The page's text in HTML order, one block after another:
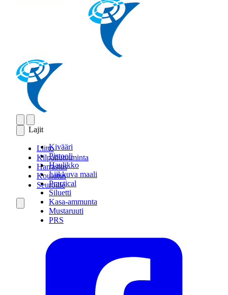
Lajit
Kivääri
Pistooli
Haulikko
Liikkuva maali
Practical
Siluetti
Kasa-ammunta
Mustaruuti
PRS
Liitto
Kilpailutoiminta
Harrastus
Koulutus
Seuroille